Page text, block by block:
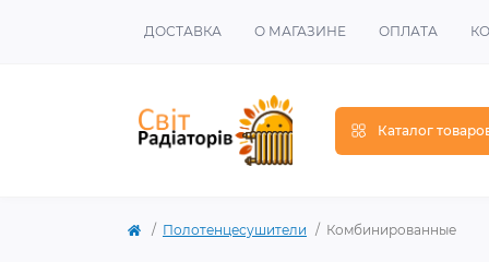
ДОСТАВКА О МАГАЗИНЕ ОПЛАТА
Каталог
Полотенцесушители Комбинированные